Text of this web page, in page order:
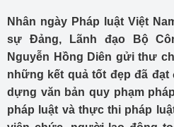
Nhân ngày Pháp luật Việt
sự Đảng, Lãnh đạo Bộ
Nguyễn Hồng Diên gửi thư
những kết quả tốt đẹp đã
dựng văn bản quy phạm
pháp luật và thực thi pháp